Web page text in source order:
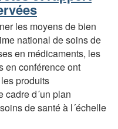
les moyens de bien
national de soins de
en médicaments, les
en conférence ont
produits
cadre d´un plan
de santé à l´échelle